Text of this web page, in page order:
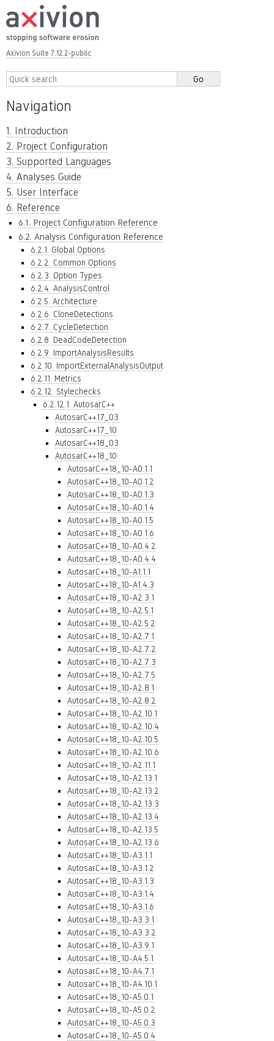
Axivion Suite 7.12.2-public
Navigation
1. Introduction
2. Project Configuration
3. Supported Languages
4. Analyses Guide
5. User Interface
6. Reference
6.1. Project Configuration Reference
6.2. Analysis Configuration Reference
6.2.1. Global Options
6.2.2. Common Options
6.2.3. Option Types
6.2.4. AnalysisControl
6.2.5. Architecture
6.2.6. CloneDetections
6.2.7. CycleDetection
6.2.8. DeadCodeDetection
6.2.9. ImportAnalysisResults
6.2.10. ImportExternalAnalysisOutput
6.2.11. Metrics
6.2.12. Stylechecks
6.2.12.1. AutosarC++
AutosarC++17_03
AutosarC++17_10
AutosarC++18_03
AutosarC++18_10
AutosarC++18_10-A0.1.1
AutosarC++18_10-A0.1.2
AutosarC++18_10-A0.1.3
AutosarC++18_10-A0.1.4
AutosarC++18_10-A0.1.5
AutosarC++18_10-A0.1.6
AutosarC++18_10-A0.4.2
AutosarC++18_10-A0.4.4
AutosarC++18_10-A1.1.1
AutosarC++18_10-A1.4.3
AutosarC++18_10-A2.3.1
AutosarC++18_10-A2.5.1
AutosarC++18_10-A2.5.2
AutosarC++18_10-A2.7.1
AutosarC++18_10-A2.7.2
AutosarC++18_10-A2.7.3
AutosarC++18_10-A2.7.5
AutosarC++18_10-A2.8.1
AutosarC++18_10-A2.8.2
AutosarC++18_10-A2.10.1
AutosarC++18_10-A2.10.4
AutosarC++18_10-A2.10.5
AutosarC++18_10-A2.10.6
AutosarC++18_10-A2.11.1
AutosarC++18_10-A2.13.1
AutosarC++18_10-A2.13.2
AutosarC++18_10-A2.13.3
AutosarC++18_10-A2.13.4
AutosarC++18_10-A2.13.5
AutosarC++18_10-A2.13.6
AutosarC++18_10-A3.1.1
AutosarC++18_10-A3.1.2
AutosarC++18_10-A3.1.3
AutosarC++18_10-A3.1.4
AutosarC++18_10-A3.1.6
AutosarC++18_10-A3.3.1
AutosarC++18_10-A3.3.2
AutosarC++18_10-A3.9.1
AutosarC++18_10-A4.5.1
AutosarC++18_10-A4.7.1
AutosarC++18_10-A4.10.1
AutosarC++18_10-A5.0.1
AutosarC++18_10-A5.0.2
AutosarC++18_10-A5.0.3
AutosarC++18_10-A5.0.4